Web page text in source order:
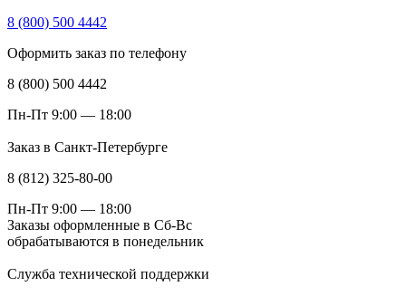
8 (800) 500 4442
Оформить заказ по телефону
8 (800) 500 4442
Пн-Пт 9:00 — 18:00
Заказ в Санкт-Петербурге
8 (812) 325-80-00
Пн-Пт 9:00 — 18:00
Заказы оформленные в Сб-Вс
обрабатываются в понедельник
Служба технической поддержки